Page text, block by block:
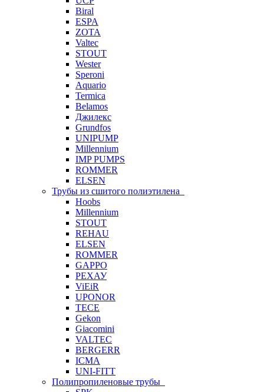
Biral
ESPA
ZOTA
Valtec
STOUT
Wester
Speroni
Aquario
Termica
Belamos
Джилекс
Grundfos
UNIPUMP
Millennium
IMP PUMPS
ROMMER
ELSEN
Трубы из сшитого полиэтилена
Hoobs
Millennium
STOUT
REHAU
ELSEN
ROMMER
GAPPO
РЕХАУ
ViEiR
UPONOR
TECE
Gekon
Giacomini
VALTEC
BERGERR
ICMA
UNI-FITT
Полипропиленовые трубы